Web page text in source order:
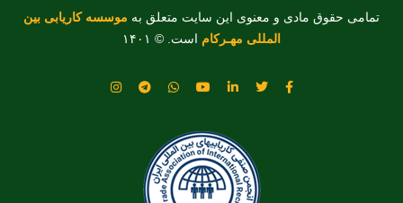
تمامی حقوق مادی و معنوی این سایت متعلق به موسسه کاریابی بین
المللی مهـرکام است. © ۱۴۰۱